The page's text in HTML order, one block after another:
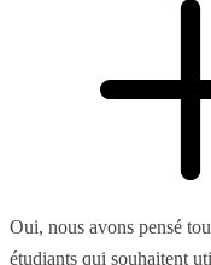
Oui, nous avons pensé
étudiants qui souhaitent